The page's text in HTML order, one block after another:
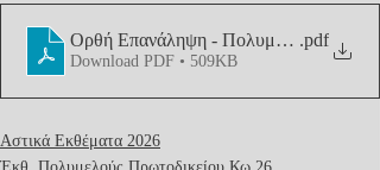
Ορθή Επανάληψη - Πολυμελές Κω 03-
.pdf
Download PDF • 509KB
Αστικά Εκθέματα 2026